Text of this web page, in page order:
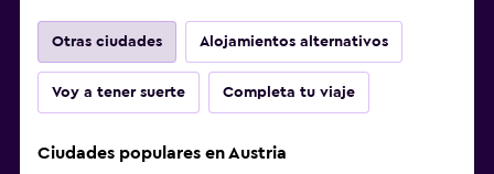
Otras ciudades Alojamientos alternativos
Voy a tener suerte Completa tu viaje
Ciudades populares en Austria